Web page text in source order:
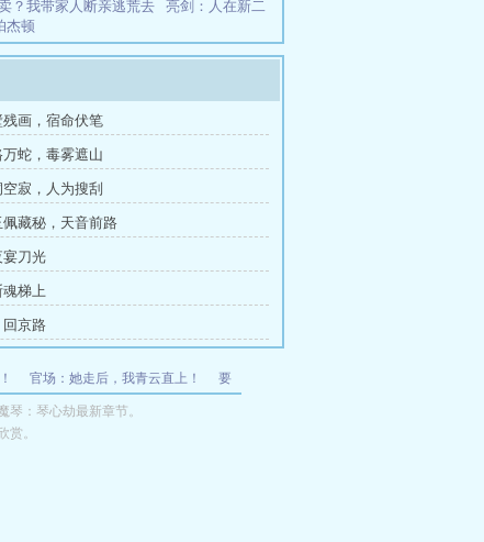
？我带家人断亲逃荒去
亮剑：人在新二
杰顿
画，宿命伏笔
蛇，毒雾遮山
寂，人为搜刮
藏秘，天音前路
刀光
梯上
京路
官场：她走后，我青云直上！
要
：朕有华夏全明星阵容
：琴心劫最新章节。
。